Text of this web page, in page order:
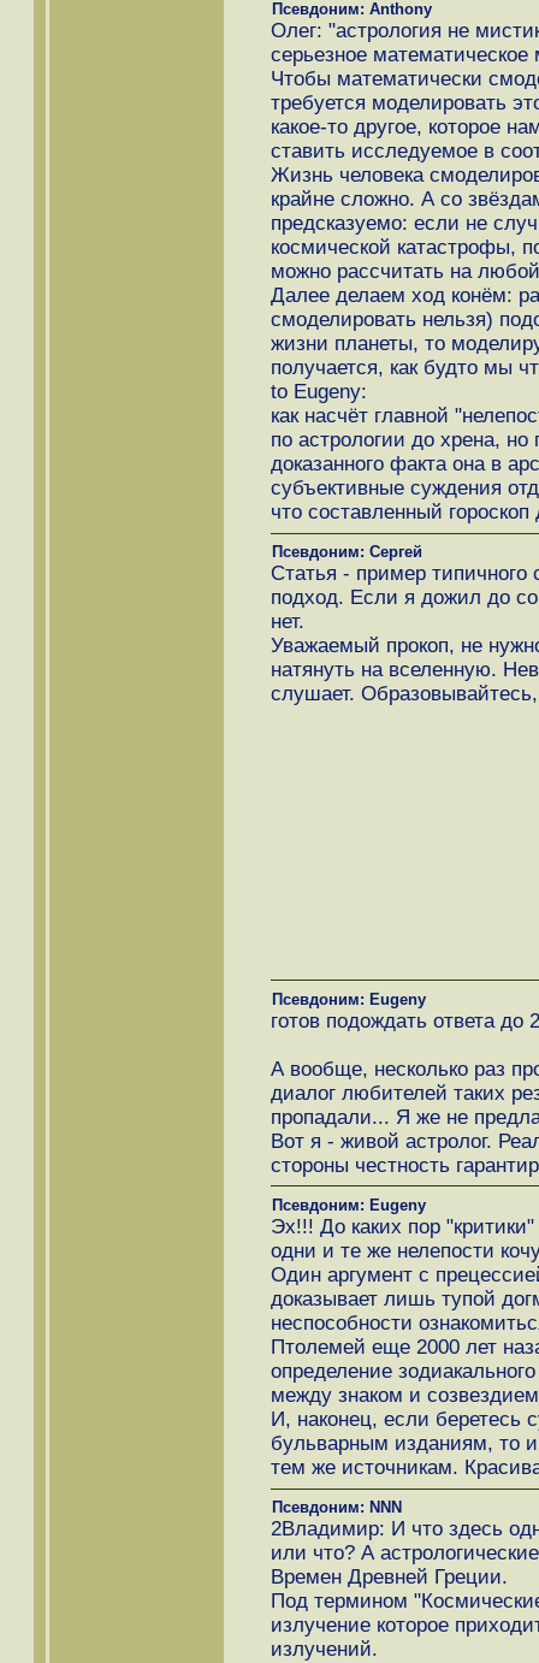
Псевдоним: Anthony
Олег: "астрология не
серьезное
Чтобы математически
требуется моделировать
какое-то другое, которое
ставить исследуемое в
Жизнь человека
крайне сложно. А со
предсказуемо: если не
космической катастрофы,
можно рассчитать на
Далее делаем ход конём:
смоделировать нельзя)
жизни планеты, то
получается, как будто мы
to Eugeny:
как насчёт главной
по астрологии до хрена, но
доказанного факта она в
субъективные суждения
что составленный
Псевдоним: Сергей
Статья - пример
подход. Если я дожил до
нет.
Уважаемый прокоп, не
натянуть на вселенную.
слушает.
Псевдоним: Eugeny
готов подождать ответа
А вообще, несколько раз
диалог любителей таких
пропадали... Я же не
Вот я - живой астролог.
стороны честность
Псевдоним: Eugeny
Эх!!! До каких пор
одни и те же нелепости
Один аргумент с
доказывает лишь тупой
неспособности
Птолемей еще 2000 лет
определение
между знаком и
И, наконец, если беретесь
бульварным изданиям, то
тем же источникам.
Псевдоним: NNN
2Владимир: И что здесь
или что? А
Времен Древней Греции.
Под термином
излучение которое
излучений.